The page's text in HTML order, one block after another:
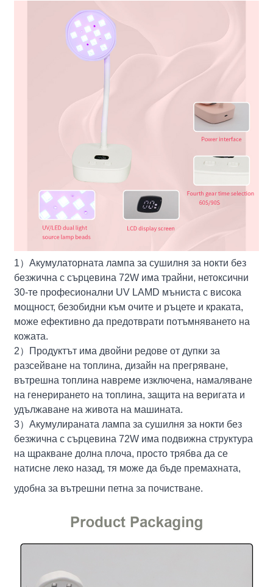
1）Акумулаторната лампа за сушилня за нокти без
безжична с сърцевина 72W има трайни, нетоксични
30-те професионални UV LAMD мъниста с висока
мощност, безобидни към очите и ръцете и краката,
може ефективно да предотврати потъмняването на
кожата.
2） Продуктът има двойни редове от дупки за
разсейване на топлина, дизайн на прегряване,
вътрешна топлина навреме изключена, намаляване
на генерирането на топлина, защита на веригата и
удължаване на живота на машината.
3）Акумулираната лампа за сушилня за нокти без
безжична с сърцевина 72W има подвижна структура
на щракване долна плоча, просто трябва да се
натисне леко назад, тя може да бъде премахната,
удобна за вътрешни петна за почистване.